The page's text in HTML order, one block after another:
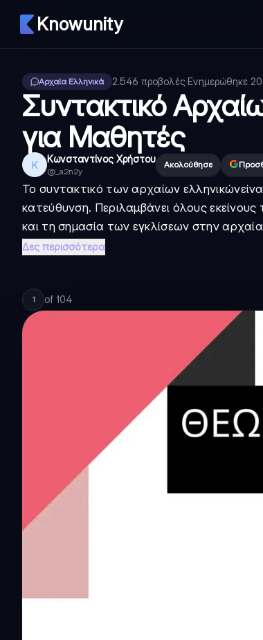
Knowunity
Αρχαία Ελληνικά 2.546 προβολές·Ενημερώθηκε
Συντακτικό
για Μαθητές
Κ Κωνσταντίνος Χρήστου
@ _a2n2y
Ακολούθησε
Το συντακτικό των αρχαίων ελληνικών
κατεύθυνση. Περιλαμβάνει όλους
και τη σημασία των εγκλίσεων στην
Δες περισσότερα
1 of 104